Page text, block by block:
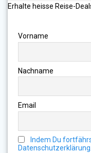
Erhalte heisse Reise-
Vorname
Nachname
Email
Indem Du
Datenschutzerklärung.